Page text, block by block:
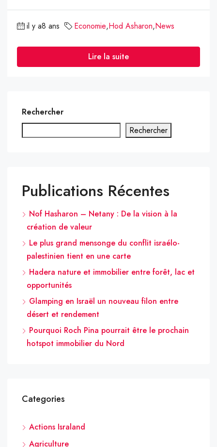
il y a8 ans Economie,Hod Asharon,News
Lire la suite
Rechercher
Rechercher
Publications Récentes
Nof Hasharon – Netany : De la vision à la
création de valeur
Le plus grand mensonge du conflit israélo-
palestinien tient en une carte
Hadera nature et immobilier entre forêt, lac et
opportunités
Glamping en Israël un nouveau filon entre
désert et rendement
Pourquoi Roch Pina pourrait être le prochain
hotspot immobilier du Nord
Categories
Actions Israland
Agriculture